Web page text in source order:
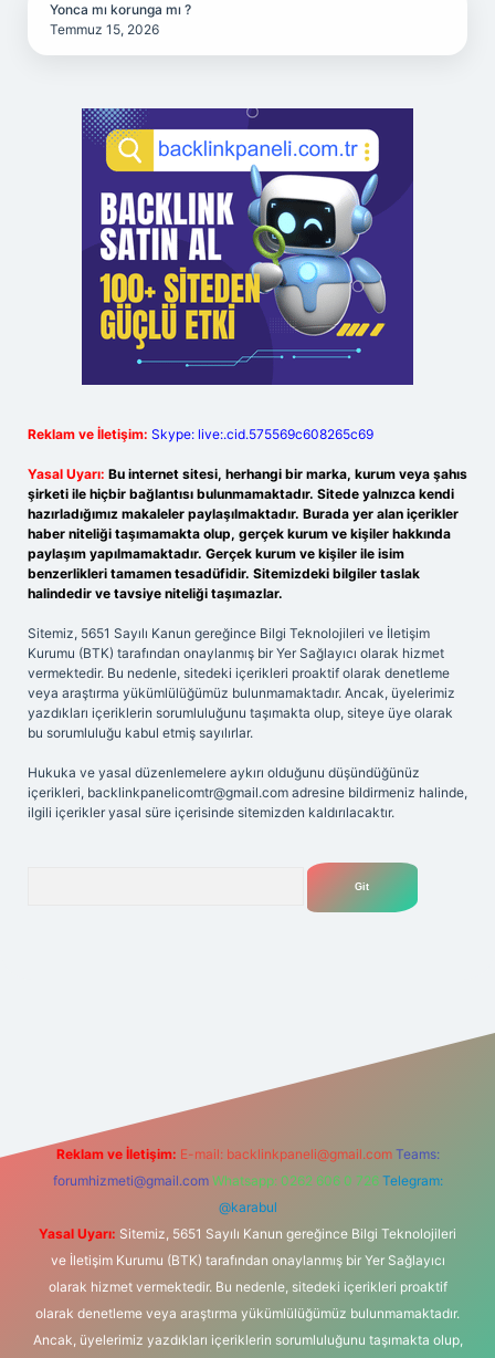
Yonca mı korunga mı ?
Temmuz 15, 2026
Reklam ve İletişim: Skype: live:.cid.575569c608265c69
Yasal Uyarı: Bu internet sitesi, herhangi bir marka, kurum veya şahıs
şirketi ile hiçbir bağlantısı bulunmamaktadır. Sitede yalnızca kendi
hazırladığımız makaleler paylaşılmaktadır. Burada yer alan içerikler
haber niteliği taşımamakta olup, gerçek kurum ve kişiler hakkında
paylaşım yapılmamaktadır. Gerçek kurum ve kişiler ile isim
benzerlikleri tamamen tesadüfidir. Sitemizdeki bilgiler taslak
halindedir ve tavsiye niteliği taşımazlar.
Sitemiz, 5651 Sayılı Kanun gereğince Bilgi Teknolojileri ve İletişim
Kurumu (BTK) tarafından onaylanmış bir Yer Sağlayıcı olarak hizmet
vermektedir. Bu nedenle, sitedeki içerikleri proaktif olarak denetleme
veya araştırma yükümlülüğümüz bulunmamaktadır. Ancak, üyelerimiz
yazdıkları içeriklerin sorumluluğunu taşımakta olup, siteye üye olarak
bu sorumluluğu kabul etmiş sayılırlar.
Hukuka ve yasal düzenlemelere aykırı olduğunu düşündüğünüz
içerikleri, backlinkpanelicomtr@gmail.com adresine bildirmeniz halinde,
ilgili içerikler yasal süre içerisinde sitemizden kaldırılacaktır.
Reklam ve İletişim: E-mail: backlinkpaneli@gmail.com Teams:
forumhizmeti@gmail.com Whatsapp: 0262 606 0 726 Telegram:
@karabul
Yasal Uyarı: Sitemiz, 5651 Sayılı Kanun gereğince Bilgi Teknolojileri
ve İletişim Kurumu (BTK) tarafından onaylanmış bir Yer Sağlayıcı
olarak hizmet vermektedir. Bu nedenle, sitedeki içerikleri proaktif
olarak denetleme veya araştırma yükümlülüğümüz bulunmamaktadır.
Ancak, üyelerimiz yazdıkları içeriklerin sorumluluğunu taşımakta olup,